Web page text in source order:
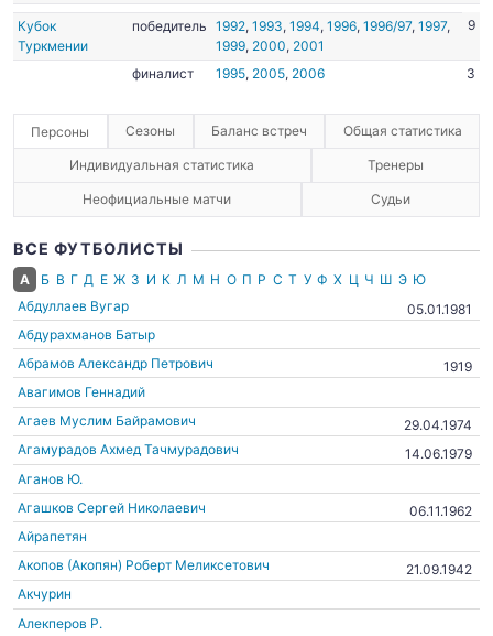
Кубок
Туркмении
победитель 1992, 1993, 1994, 1996, 1996/97, 1997,
1999, 2000, 2001
9
финалист 1995, 2005, 2006 3
Персоны Сезоны Баланс встреч Общая статистика
Индивидуальная статистика Тренеры
Неофициальные матчи Судьи
ВСЕ ФУТБОЛИСТЫ
А Б В Г Д Е Ж З И К Л М Н О П Р С Т У Ф Х Ц Ч Ш Э Ю
Абдуллаев Вугар
05.01.1981
Абдурахманов Батыр
Абрамов Александр Петрович
1919
Авагимов Геннадий
Агаев Муслим Байрамович
29.04.1974
Агамурадов Ахмед Тачмурадович
14.06.1979
Аганов Ю.
Агашков Сергей Николаевич
06.11.1962
Айрапетян
Акопов (Акопян) Роберт Меликсетович
21.09.1942
Акчурин
Алекперов Р.